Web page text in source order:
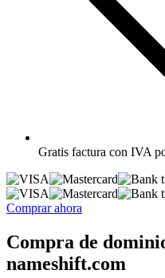
Gratis factura con IVA
Comprar ahora
Compra de
nameshift.com